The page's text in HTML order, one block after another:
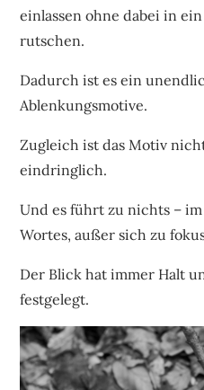
einlassen ohne dabei in
rutschen.
Dadurch ist es ein
Ablenkungsmotive.
Zugleich ist das Motiv
eindringlich.
Und es führt zu nichts –
Wortes, außer sich zu
Der Blick hat immer Halt
festgelegt.